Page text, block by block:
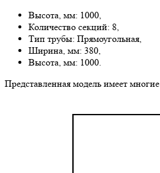
Высота, мм: 1000,
Количество секций: 8,
Тип трубы: Прямоугольная,
Ширина, мм: 380,
Высота, мм: 1000.
Представленная модель имеет